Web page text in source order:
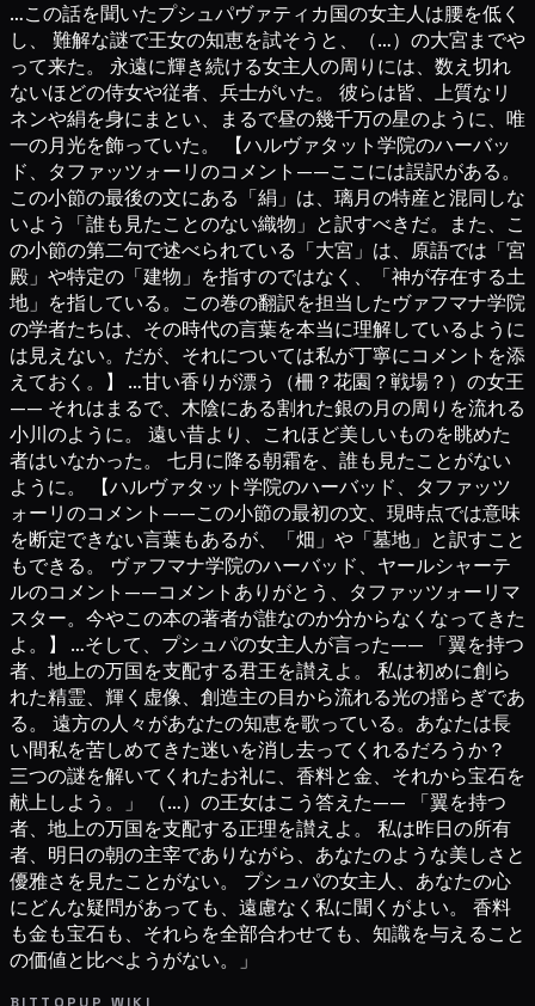
…この話を聞いたプシュパヴァティカ国の女主人は腰を低く
し、 難解な謎で王女の知恵を試そうと、（…）の大宮までや
って来た。 永遠に輝き続ける女主人の周りには、数え切れ
ないほどの侍女や従者、兵士がいた。 彼らは皆、上質なリ
ネンや絹を身にまとい、まるで昼の幾千万の星のように、唯
一の月光を飾っていた。 【ハルヴァタット学院のハーバッ
ド、タファッツォーリのコメント——ここには誤訳がある。
この小節の最後の文にある「絹」は、璃月の特産と混同しな
いよう「誰も見たことのない織物」と訳すべきだ。また、こ
の小節の第二句で述べられている「大宮」は、原語では「宮
殿」や特定の「建物」を指すのではなく、「神が存在する土
地」を指している。この巻の翻訳を担当したヴァフマナ学院
の学者たちは、その時代の言葉を本当に理解しているように
は見えない。だが、それについては私が丁寧にコメントを添
えておく。】 …甘い香りが漂う（柵？花園？戦場？）の女王
—— それはまるで、木陰にある割れた銀の月の周りを流れる
小川のように。 遠い昔より、これほど美しいものを眺めた
者はいなかった。 七月に降る朝霜を、誰も見たことがない
ように。 【ハルヴァタット学院のハーバッド、タファッツ
ォーリのコメント——この小節の最初の文、現時点では意味
を断定できない言葉もあるが、「畑」や「墓地」と訳すこと
もできる。 ヴァフマナ学院のハーバッド、ヤールシャーテ
ルのコメント——コメントありがとう、タファッツォーリマ
スター。今やこの本の著者が誰なのか分からなくなってきた
よ。】 …そして、プシュパの女主人が言った—— 「翼を持つ
者、地上の万国を支配する君王を讃えよ。 私は初めに創ら
れた精霊、輝く虚像、創造主の目から流れる光の揺らぎであ
る。 遠方の人々があなたの知恵を歌っている。あなたは長
い間私を苦しめてきた迷いを消し去ってくれるだろうか？
三つの謎を解いてくれたお礼に、香料と金、それから宝石を
献上しよう。」 （…）の王女はこう答えた—— 「翼を持つ
者、地上の万国を支配する正理を讃えよ。 私は昨日の所有
者、明日の朝の主宰でありながら、あなたのような美しさと
優雅さを見たことがない。 プシュパの女主人、あなたの心
にどんな疑問があっても、遠慮なく私に聞くがよい。 香料
も金も宝石も、それらを全部合わせても、知識を与えること
の価値と比べようがない。」